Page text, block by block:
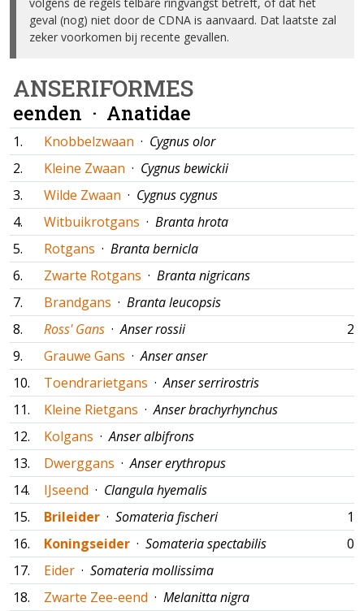
geval (nog) niet door de CDNA is aanvaard. Dat laatste zal
zeker voorkomen bij recente gevallen.
ANSERIFORMES
eenden · Anatidae
1. Knobbelzwaan · Cygnus olor
2.
Kleine Zwaan · Cygnus bewickii
3.
Wilde Zwaan · Cygnus cygnus
4.
Witbuikrotgans · Branta hrota
5.
Rotgans · Branta bernicla
6.
Zwarte Rotgans · Branta nigricans
7.
Brandgans · Branta leucopsis
8.
Ross' Gans ·Anser rossii
9.
Grauwe Gans ·Anser anser
10.
Toendrarietgans ·Anser serrirostris
11.
Kleine Rietgans ·Anser brachyrhynchus
12.
Kolgans ·Anser albifrons
13.
Dwerggans ·Anser erythropus
14.
IJseend · Clangula hyemalis
15.
Brileider · Somateria fischeri
16.
Koningseider · Somateria spectabilis
17.
Eider · Somateria mollissima
18.
Zwarte Zee-eend · Melanitta nigra